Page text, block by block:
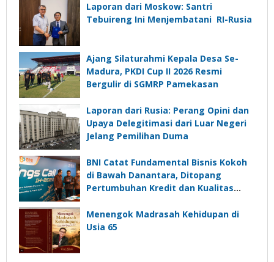
Laporan dari Moskow: Santri
Tebuireng Ini Menjembatani RI-Rusia
Ajang Silaturahmi Kepala Desa Se-
Madura, PKDI Cup II 2026 Resmi
Bergulir di SGMRP Pamekasan
Laporan dari Rusia: Perang Opini dan
Upaya Delegitimasi dari Luar Negeri
Jelang Pemilihan Duma
BNI Catat Fundamental Bisnis Kokoh
di Bawah Danantara, Ditopang
Pertumbuhan Kredit dan Kualitas
Menengok Madrasah Kehidupan di
Usia 65